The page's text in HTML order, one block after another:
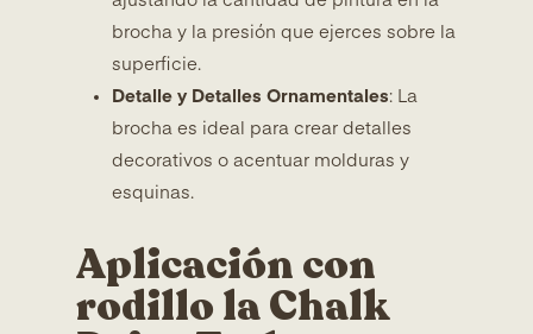
brocha y la presión que ejerces sobre la
superficie.
Detalle y Detalles Ornamentales: La
brocha es ideal para crear detalles
decorativos o acentuar molduras y
esquinas.
Aplicación con
rodillo la Chalk